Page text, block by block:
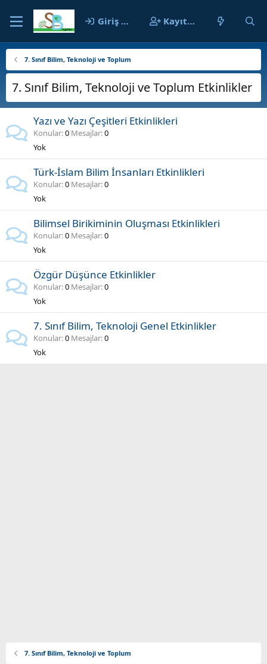
Giriş yap Kayıt ol
7. Sınıf Bilim, Teknoloji ve Toplum
7. Sınıf Bilim, Teknoloji ve Toplum Etkinlikler
Yazı ve Yazı Çeşitleri Etkinlikleri
Konular 0 Mesajlar 0
Yok
Türk-İslam Bilim İnsanları Etkinlikleri
Konular 0 Mesajlar 0
Yok
Bilimsel Birikiminin Oluşması Etkinlikleri
Konular 0 Mesajlar 0
Yok
Özgür Düşünce Etkinlikler
Konular 0 Mesajlar 0
Yok
7. Sınıf Bilim, Teknoloji Genel Etkinlikler
Konular 0 Mesajlar 0
Yok
7. Sınıf Bilim, Teknoloji ve Toplum